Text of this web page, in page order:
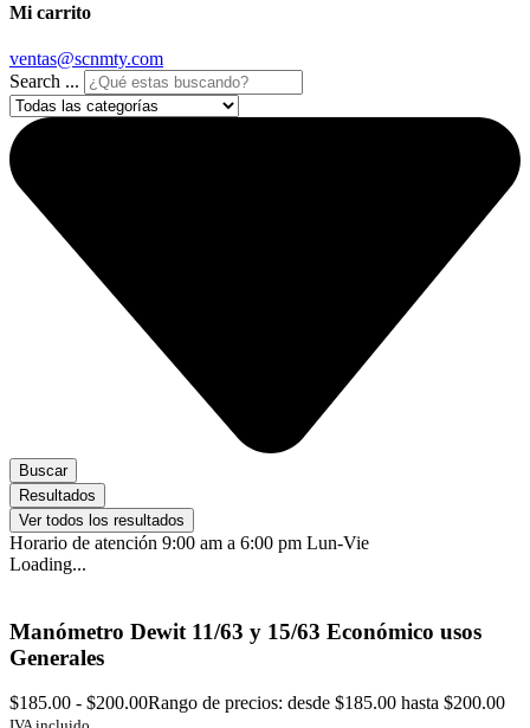
Mi carrito
ventas@scnmty.com
Search ...
Buscar
Resultados
Ver todos los resultados
Horario de atención 9:00 am a 6:00 pm Lun-Vie
Loading...
Manómetro Dewit 11/63 y 15/63 Económico usos
Generales
$185.00 - $200.00Rango de precios: desde $185.00 hasta $200.00